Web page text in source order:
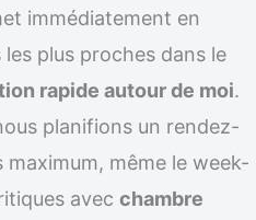
immédiatement en
plus proches dans le
rapide autour de moi.
planifions un rendez-
même le week-
avec chambre